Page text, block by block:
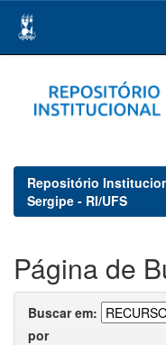
navigation
Repositório
Sergipe - RI/UFS
Página de
Buscar em:
por